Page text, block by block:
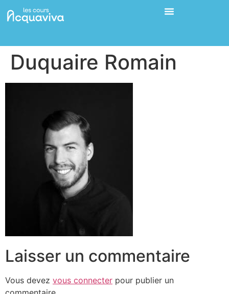
Duquaire Romain
Laisser un commentaire
Vous devez vous connecter pour publier un